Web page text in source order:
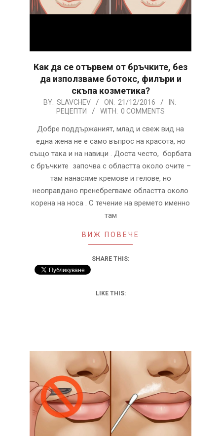
Как да се отървем от бръчките, без
да използваме ботокс, филъри и
скъпа козметика?
2016-BY: SLAVCHEV ON: 21/12/2016
IN:
РЕЦЕПТИ
WITH: 0 COMMENTS
Добре поддържаният, млад и свеж вид на
една жена не е само въпрос на красота, но
също така и на навици . Доста често, борбата
с бръчките започва с областта около очите –
там нанасяме кремове и гелове, но
неоправдано пренебрегваме областта около
корена на носа . С течение на времето именно
там
ВИЖ ПОВЕЧЕ
SHARE THIS:
LIKE THIS: